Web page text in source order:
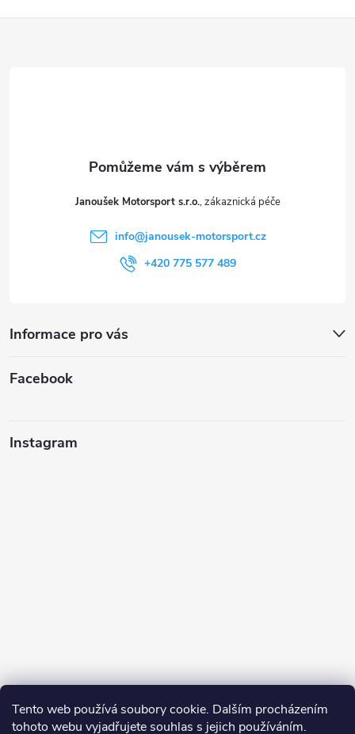
Tento web používá soubory cookie. Dalším procházením
tohoto webu vyjadřujete souhlas s jejich používáním.
Janoušek Motorsport s.r.o.
info@janousek-motorsport.cz
+420 775 577 489
Informace pro vás
Facebook
Instagram
Sledovat na Instagramu